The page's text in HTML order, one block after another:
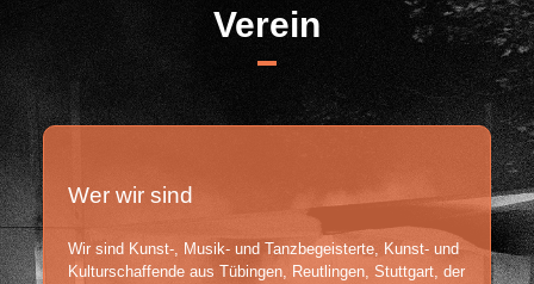
Verein
Wer wir sind
Wir sind Kunst-, Musik- und Tanzbegeisterte, Kunst- und
Kulturschaffende aus Tübingen, Reutlingen, Stuttgart, der